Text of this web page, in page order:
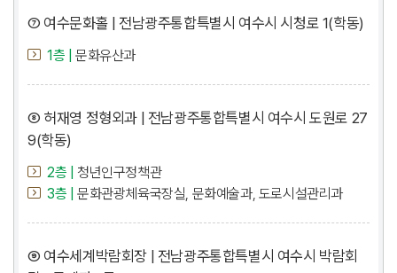
⑦ 여수문화홀 | 전남광주통합특별시 여수시 시청로 1(학동)
1층 | 문화유산과
⑧ 허재영 정형외과 | 전남광주통합특별시 여수시 도원로 27
9(학동)
2층 |
청년인구정책관
3층 |
문화관광체육국장실, 문화예술과, 도로시설관리과
⑨ 여수세계박람회장 | 전남광주통합특별시 여수시 박람회